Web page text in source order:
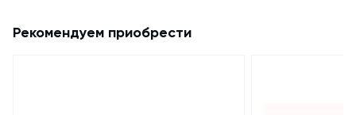
Рекомендуем приобрести